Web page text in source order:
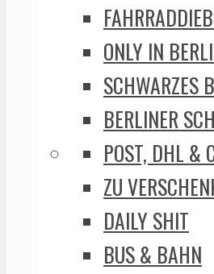
ONLY IN
SCHWARZES
BERLINER
POST, DHL &
ZU
DAILY SHIT
BUS & BAHN